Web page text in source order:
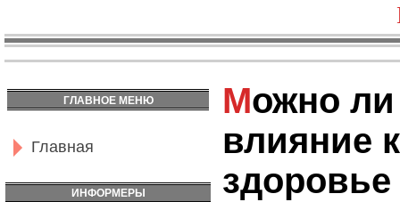
ГЛАВНОЕ МЕНЮ
Главная
ИНФОРМЕРЫ
Можно ли оценить
влияние
здоровье